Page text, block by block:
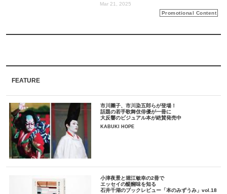
Mar 21, 2025
FEATURE
市川團子、市川染五郎らが登場！
話題の若手歌舞伎俳優が一冊に
大反響のビジュアル本が絶賛発売中
KABUKI HOPE
小津夜景と堀江敏幸の2冊で
エッセイの醍醐味を知る
石井千湖のブックレビュー「本のみずうみ」vol.18